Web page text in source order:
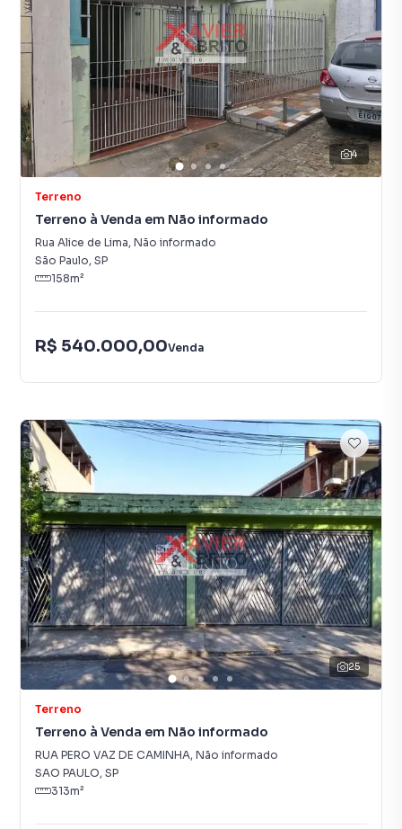
4
Terreno
Terreno à Venda em Não informado
Rua Alice de Lima, Não informado
São Paulo, SP
158m²
R$ 540.000,00Venda
25
Terreno
Terreno à Venda em Não informado
RUA PERO VAZ DE CAMINHA, Não informado
SAO PAULO, SP
313m²